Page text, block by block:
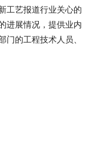
工艺报道行业关心的
进展情况，提供业内
门的工程技术人员、